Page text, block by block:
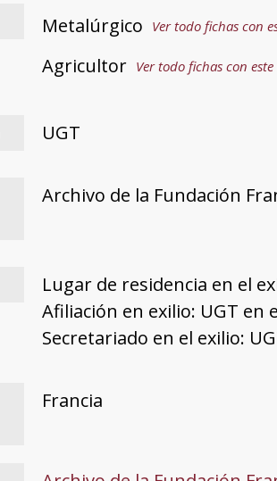
Metalúrgico Ver todo fichas con
Agricultor Ver todo fichas con
UGT
Archivo de la Fundación
Lugar de residencia en el
Afiliación en exilio: UGT en
Secretariado en el exilio:
Francia